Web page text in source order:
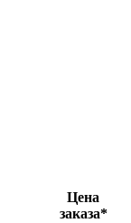
Цена
заказа*